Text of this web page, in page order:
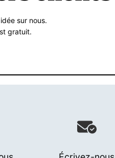
sur nous.
gratuit.